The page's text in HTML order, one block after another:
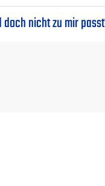
nicht zu mir